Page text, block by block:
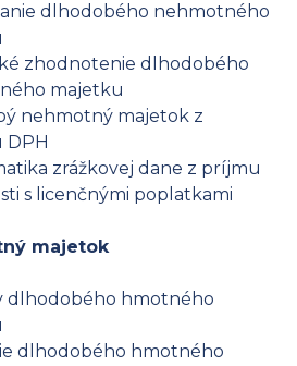
dlhodobého nehmotného
zhodnotenie dlhodobého
majetku
nehmotný majetok z
DPH
zrážkovej dane z príjmu
s licenčnými poplatkami
majetok
dlhodobého hmotného
dlhodobého hmotného